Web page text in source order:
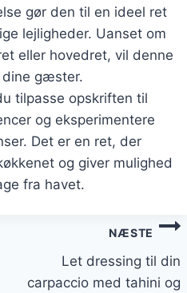
gør den til en ideel ret
lejligheder. Uanset om
eller hovedret, vil denne
dine gæster.
tilpasse opskriften til
og eksperimentere
Det er en ret, der
og giver mulighed
fra havet.
NÆSTE
Let dressing til din
carpaccio med tahini og